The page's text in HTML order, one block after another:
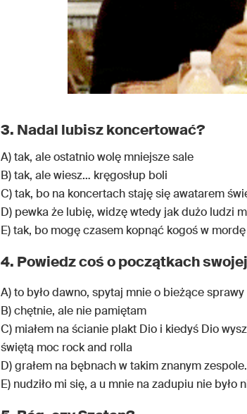
3. Nadal lubisz koncertować?
A) tak, ale ostatnio wolę mniejsze sale
B) tak, ale wiesz… kręgosłup boli
C) tak, bo na koncertach staję się awatarem
D) pewka że lubię, widzę wtedy jak dużo ludzi
E) tak, bo mogę czasem kopnąć kogoś w mordę
4. Powiedz coś o początkach
A) to było dawno, spytaj mnie o bieżące sprawy
B) chętnie, ale nie pamiętam
C) miałem na ścianie plakt Dio i kiedyś Dio
świętą moc rock and rolla
D) grałem na bębnach w takim znanym
E) nudziło mi się, a u mnie na zadupiu nie było